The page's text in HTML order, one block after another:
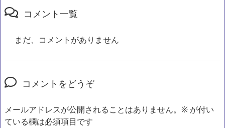
コメント一覧
まだ、コメントがありません
コメントをどうぞ
メールアドレスが公開されることはありません。 ※ が付い
ている欄は必須項目です